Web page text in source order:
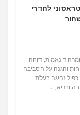
לחדרי
דינאמית, דוחה
והגנה על הסביבה
תדר גל כפול נהיגה בעלת
ובריא, י..